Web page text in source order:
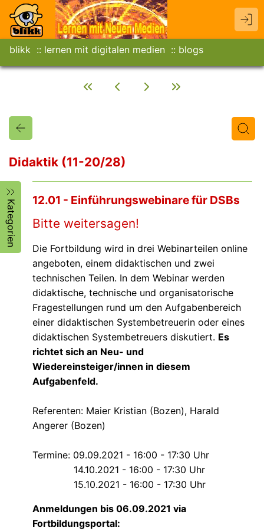
blikk lernen mit digitalen medien blogs
Didaktik (11-20/28)
Kategorien 12.01 - Einführungswebinare für DSBs
Bitte weitersagen!
Die Fortbildung wird in drei Webinarteilen online
angeboten, einem didaktischen und zwei
technischen Teilen. In dem Webinar werden
didaktische, technische und organisatorische
Fragestellungen rund um den Aufgabenbereich
einer didaktischen Systembetreuerin oder eines
didaktischen Systembetreuers diskutiert. Es
richtet sich an Neu- und
Wiedereinsteiger/innen in diesem
Aufgabenfeld.
Referenten: Maier Kristian (Bozen), Harald
Angerer (Bozen)
Termine: 09.09.2021 - 16:00 - 17:30 Uhr
14.10.2021 - 16:00 - 17:30 Uhr
15.10.2021 - 16:00 - 17:30 Uhr
Anmeldungen bis 06.09.2021 via
Fortbildungsportal: